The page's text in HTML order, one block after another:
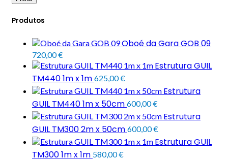
Produtos
Oboé da Gara GOB 09
720,00€
Estrutura GUIL
TM440 1m x 1m 625,00€
Estrutura
GUIL TM440 1m x 50cm 600,00€
Estrutura
GUIL TM300 2m x 50cm 600,00€
Estrutura GUIL
TM300 1m x 1m 580,00€